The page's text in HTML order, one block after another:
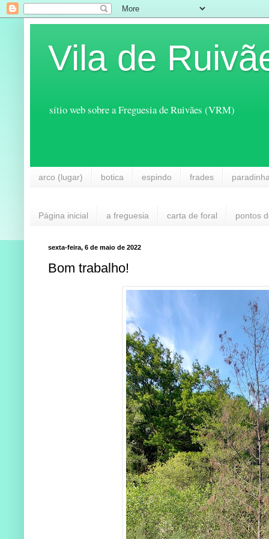
Vila de
sítio web sobre a Freguesia de Ruivães (VRM)
arco (lugar) botica espindo frades
Página inicial a freguesia carta de foral pontos
sexta-feira, 6 de maio de 2022
Bom trabalho!